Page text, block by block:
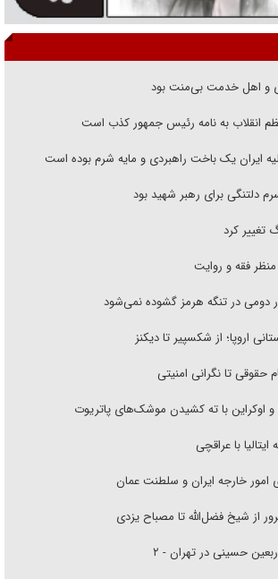
و اهل خدمت بی‌منت بود
انقلاب به نامه رئیس جمهور کذب است
ایران یک باخت راهبردی و مایه شرم بوده است
برای رهبر شهید بود
تغییر کرد
فقه و روایت
در تنگه هرمز گشوده نمی‌شود
اروپا؛ از شکسپیر تا دیکنز
حقوقی تا نگرانی امنیتی
و اوکراین با ته کشیدن موشک‌های پاتریوت
با عراقچی
امور خارجه ایران و سلطنت عمان
از شیخ فضل‌الله تا مصباح یزدی
حسینی در تهران - ۲